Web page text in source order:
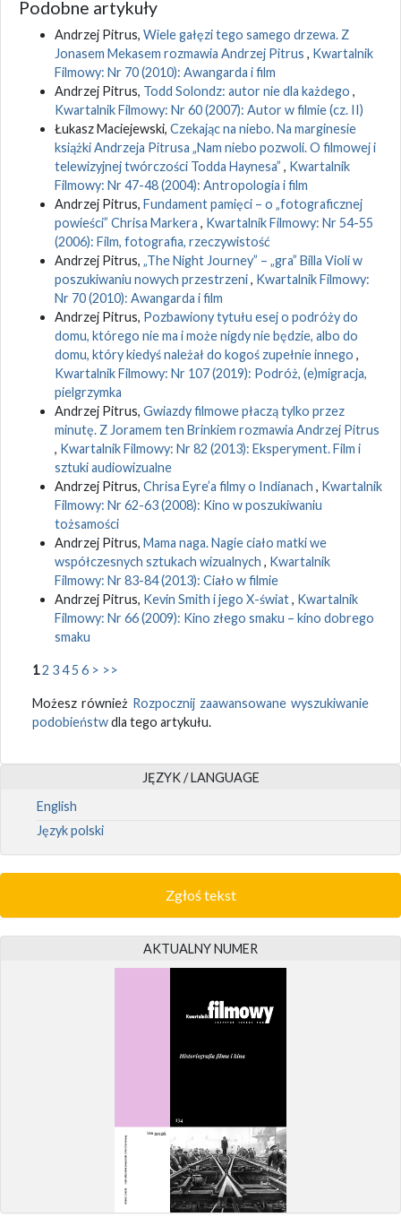
Podobne artykuły
Andrzej Pitrus, Wiele gałęzi tego samego drzewa. Z
Jonasem Mekasem rozmawia Andrzej Pitrus , Kwartalnik
Filmowy: Nr 70 (2010): Awangarda i film
Andrzej Pitrus, Todd Solondz: autor nie dla każdego ,
Kwartalnik Filmowy: Nr 60 (2007): Autor w filmie (cz. II)
Łukasz Maciejewski, Czekając na niebo. Na marginesie
książki Andrzeja Pitrusa „Nam niebo pozwoli. O filmowej i
telewizyjnej twórczości Todda Haynesa” , Kwartalnik
Filmowy: Nr 47-48 (2004): Antropologia i film
Andrzej Pitrus, Fundament pamięci – o „fotograficznej
powieści” Chrisa Markera , Kwartalnik Filmowy: Nr 54-55
(2006): Film, fotografia, rzeczywistość
Andrzej Pitrus, „The Night Journey” – „gra” Billa Violi w
poszukiwaniu nowych przestrzeni, Kwartalnik Filmowy:
Nr 70 (2010): Awangarda i film
Andrzej Pitrus, Pozbawiony tytułu esej o podróży do
domu, którego nie ma i może nigdy nie będzie, albo do
domu, który kiedyś należał do kogoś zupełnie innego ,
Kwartalnik Filmowy: Nr 107 (2019): Podróż, (e)migracja,
pielgrzymka
Andrzej Pitrus, Gwiazdy filmowe płaczą tylko przez
minutę. Z Joramem ten Brinkiem rozmawia Andrzej Pitrus
, Kwartalnik Filmowy: Nr 82 (2013): Eksperyment. Film i
sztuki audiowizualne
Andrzej Pitrus, Chrisa Eyre’a filmy o Indianach , Kwartalnik
Filmowy: Nr 62-63 (2008): Kino w poszukiwaniu
tożsamości
Andrzej Pitrus, Mama naga. Nagie ciało matki we
współczesnych sztukach wizualnych , Kwartalnik
Filmowy: Nr 83-84 (2013): Ciało w filmie
Andrzej Pitrus, Kevin Smith i jego X-świat, Kwartalnik
Filmowy: Nr 66 (2009): Kino złego smaku – kino dobrego
smaku
12 345 6 > >>
Możesz również Rozpocznij zaawansowane wyszukiwanie
podobieństwdla tego artykułu.
JĘZYK / LANGUAGE
English
Język polski
Zgłoś tekst
AKTUALNY NUMER